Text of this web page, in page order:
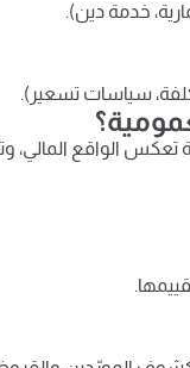
خدمة دين).
سياسات تسعير).
تعكس الواقع المالي،